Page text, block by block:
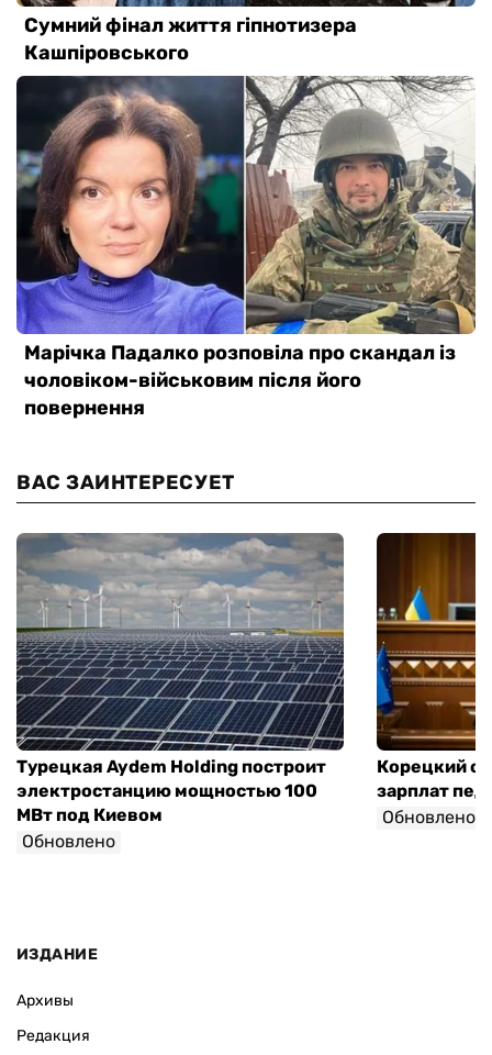
ВАС ЗАИНТЕРЕСУЕТ
Турецкая Aydem Holding построит
электростанцию мощностью 100
МВт под Киевом
Обновлено
Корецкий
зарплат
Обновлено
ИЗДАНИЕ
Архивы
Редакция